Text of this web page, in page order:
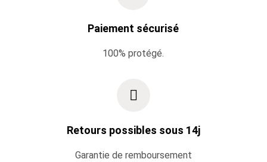
Paiement sécurisé
100% protégé.
Retours possibles sous 14j
Garantie de remboursement